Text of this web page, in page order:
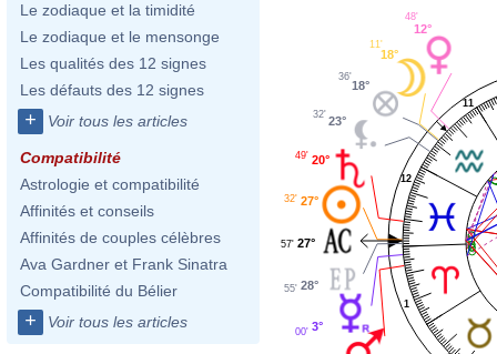
Le zodiaque et la timidité
Le zodiaque et le mensonge
Les qualités des 12 signes
Les défauts des 12 signes
+ Voir tous les articles
Compatibilité
Astrologie et compatibilité
Affinités et conseils
Affinités de couples célèbres
Ava Gardner et Frank Sinatra
Compatibilité du Bélier
+ Voir tous les articles
1
11
12
12°
48'
18°
11'
18°
36'
23°
32'
20°
49'
27°
32'
27°
57'
28°
55'
3°
00'